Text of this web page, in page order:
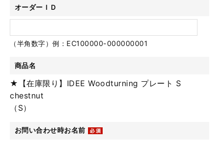
オーダーＩＤ
（半角数字）例：EC100000-000000001
商品名
★【在庫限り】IDEE Woodturning プレート S
chestnut
（S）
お問い合わせ時お名前